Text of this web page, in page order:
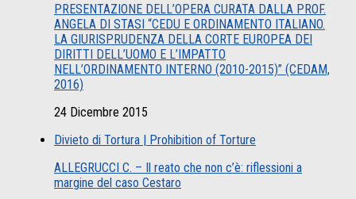
PRESENTAZIONE DELL’OPERA CURATA DALLA PROF.
ANGELA DI STASI “CEDU E ORDINAMENTO ITALIANO.
LA GIURISPRUDENZA DELLA CORTE EUROPEA DEI
DIRITTI DELL’UOMO E L’IMPATTO
NELL’ORDINAMENTO INTERNO (2010-2015)” (CEDAM,
2016)
24 Dicembre 2015
Divieto di Tortura | Prohibition of Torture
ALLEGRUCCI C. – Il reato che non c’è: riflessioni a
margine del caso Cestaro